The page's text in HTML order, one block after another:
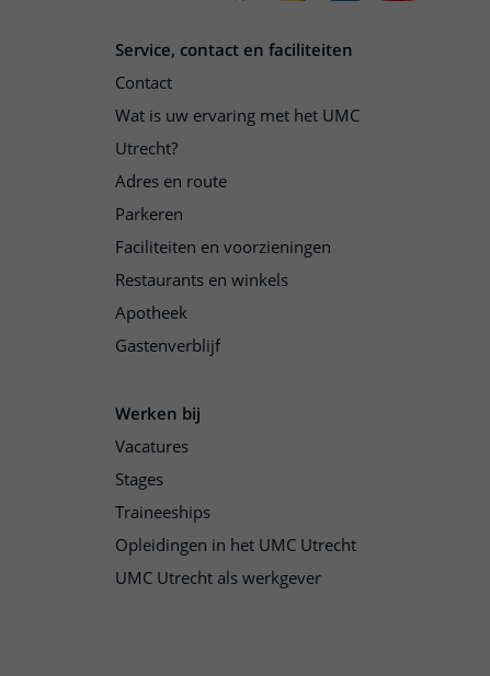
Service, contact en faciliteiten
Contact
Wat is uw ervaring met het UMC
Utrecht?
Adres en route
Parkeren
Faciliteiten en voorzieningen
Restaurants en winkels
Apotheek
Gastenverblijf
Werken bij
Vacatures
Stages
Traineeships
Opleidingen in het UMC Utrecht
UMC Utrecht als werkgever